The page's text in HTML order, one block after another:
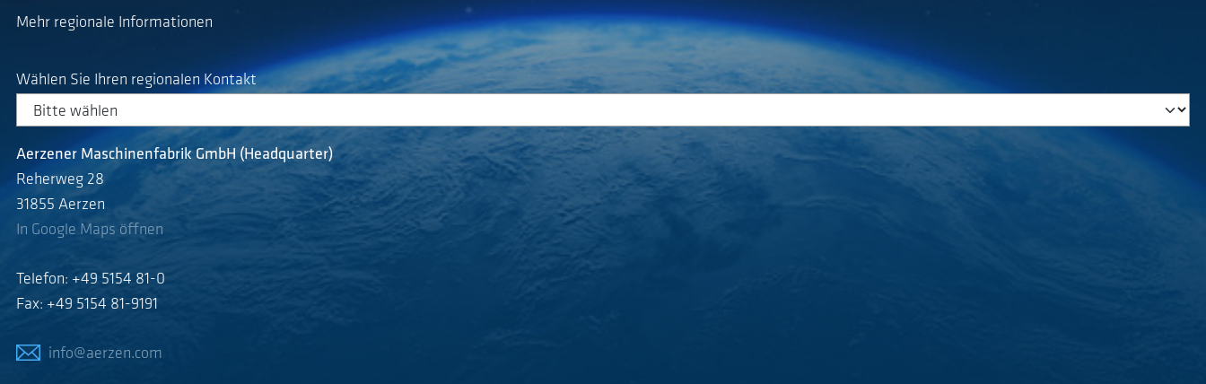
Mehr regionale Informationen
Wählen Sie Ihren regionalen Kontakt
Aerzener Maschinenfabrik GmbH (Headquarter)
Reherweg 28
31855 Aerzen
In Google Maps öffnen
Telefon: +49 5154 81-0
Fax: +49 5154 81-9191
info@aerzen.com